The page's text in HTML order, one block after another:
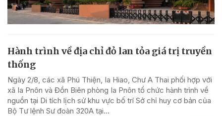
Hành trình về địa chỉ đỏ lan tỏa giá trị truyền
thống
Ngày 2/8, các xã Phú Thiện, Ia Hiao, Chư A Thai phối hợp với
xã Ia Pnôn và Đồn Biên phòng Ia Pnôn tổ chức hành trình về
nguồn tại Di tích lịch sử khu vực bố trí Sở chỉ huy cơ bản của
Bộ Tư lệnh Sư đoàn 320A tại...